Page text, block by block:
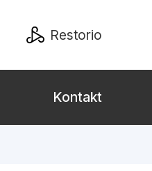
Restorio
Kontakt